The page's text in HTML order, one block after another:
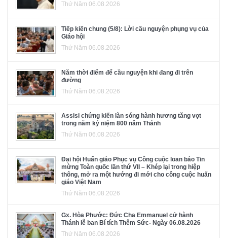
Thứ Năm 06.08.2026
Tiếp kiến chung (5/8): Lời cầu nguyện phụng vụ của
Giáo hội
Thứ Năm 06.08.2026
Năm thời điểm để cầu nguyện khi đang đi trên
đường
Thứ Năm 06.08.2026
Assisi chứng kiến làn sóng hành hương tăng vọt
trong năm kỷ niệm 800 năm Thánh
Thứ Năm 06.08.2026
Đại hội Huấn giáo Phục vụ Công cuộc loan báo Tin
mừng Toàn quốc lần thứ VII – Khép lại trong hiệp
thông, mở ra một hướng đi mới cho công cuộc huấn
giáo Việt Nam
Thứ Năm 06.08.2026
Gx. Hòa Phước: Đức Cha Emmanuel cử hành
Thánh lễ ban Bí tích Thêm Sức- Ngày 06.08.2026
Thứ Năm 06.08.2026